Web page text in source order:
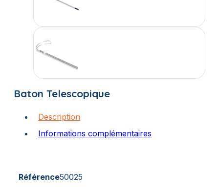
Baton Telescopique
Description
Informations complémentaires
Référence50025